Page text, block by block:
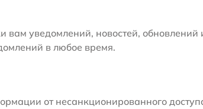
уведомлений, новостей, обновлений
в любое время.
от несанкционированного